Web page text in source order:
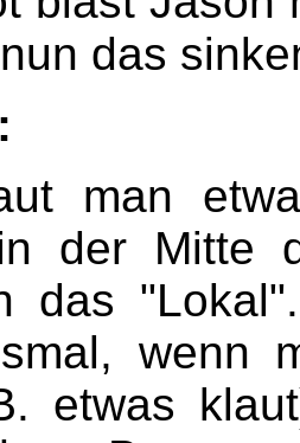
das
man
der Mitte
das
wenn
etwas